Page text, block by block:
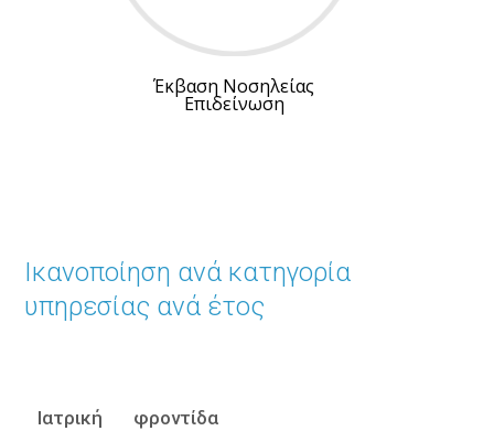
Έκβαση Νοσηλείας
Επιδείνωση
Ικανοποίηση ανά κατηγορία
υπηρεσίας ανά έτος
Ιατρική φροντίδα